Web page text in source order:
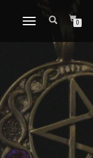
CAMBIAR
0